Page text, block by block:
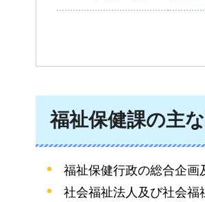
福祉保健課の主
福祉保健行政の総合企画
社会福祉法人及び社会